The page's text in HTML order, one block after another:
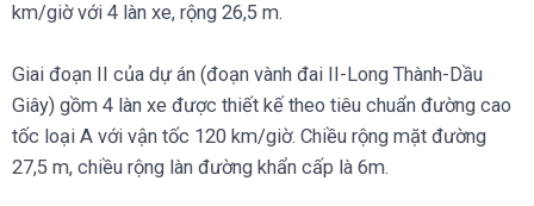
km/giờ với 4 làn xe, rộng 26,5 m.
Giai đoạn II của dự án (đoạn vành đai II-Long Thành-Dầu
Giây) gồm 4 làn xe được thiết kế theo tiêu chuẩn đường cao
tốc loại A với vận tốc 120 km/giờ. Chiều rộng mặt đường
27,5 m, chiều rộng làn đường khẩn cấp là 6m.